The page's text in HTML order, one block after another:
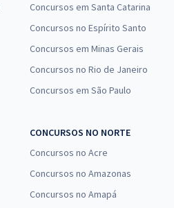
Concursos em Santa Catarina
Concursos no Espírito Santo
Concursos em Minas Gerais
Concursos no Rio de Janeiro
Concursos em São Paulo
CONCURSOS NO NORTE
Concursos no Acre
Concursos no Amazonas
Concursos no Amapá